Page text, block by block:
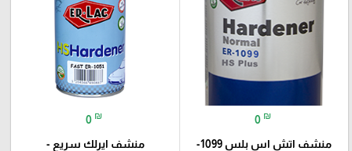
0 ₪
منشف اتش اس بلس 1099-
0 ₪
منشف ايرلك سريع -